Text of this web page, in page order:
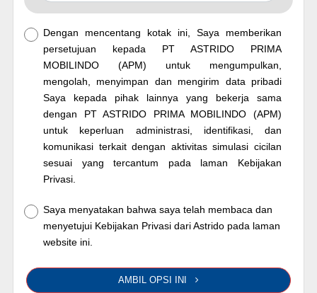
Dengan mencentang kotak ini, Saya memberikan
persetujuan kepada PT ASTRIDO PRIMA
MOBILINDO (APM) untuk mengumpulkan,
mengolah, menyimpan dan mengirim data pribadi
Saya kepada pihak lainnya yang bekerja sama
dengan PT ASTRIDO PRIMA MOBILINDO (APM)
untuk keperluan administrasi, identifikasi, dan
komunikasi terkait dengan aktivitas simulasi cicilan
sesuai yang tercantum pada laman Kebijakan
Privasi.
Saya menyatakan bahwa saya telah membaca dan
menyetujui Kebijakan Privasi dari Astrido pada laman
website ini.
AMBIL OPSI INI